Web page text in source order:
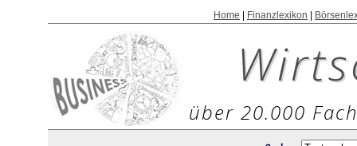
Home Finanzlexikon
über 20.000